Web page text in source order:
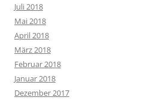
Juli 2018
Mai 2018
April 2018
März 2018
Februar 2018
Januar 2018
Dezember 2017